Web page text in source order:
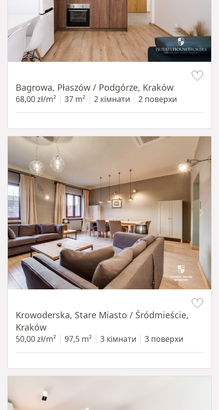
Bagrowa, Płaszów / Podgórze, Kraków
68,00 zł/m² 37 m² 2 кімнати 2 поверхи
Krowoderska, Stare Miasto / Śródmieście,
Kraków
50,00 zł/m² 97,5 m² 3 кімнати 3 поверхи